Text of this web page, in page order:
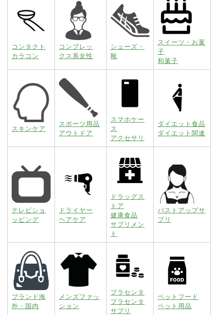
コンタクト
カラコン
コンプレッ
クス系女性
シューズ・
靴
スイーツ・お菓
子
和菓子
スキンケア
スポーツ用品
アウトドア
スマホケー
ス
アクセサリ
ダイエット食品
ダイエット関連
テレビショ
ッピング
ドライヤー
ヘアケア
ドラッグス
トア
健康食品
サプリメン
ト
バストアップサ
プリ
ブランド海
外・国内
メンズファッ
ション
プラセンタ
プラセンタ
サプリ
ペットフード
ペット用品